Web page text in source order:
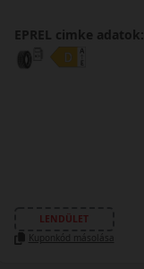
EPREL cimke adatok:
LENDÜLET
Kuponkód másolása